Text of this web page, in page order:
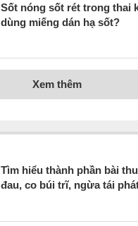
Sốt nóng sốt rét trong thai
dùng miếng dán hạ sốt?
Xem thêm
Tìm hiểu thành phần bài
đau, co búi trĩ, ngừa tái